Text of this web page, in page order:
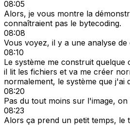
08:05
Alors, je vous montre la
connaîtraient pas le bytecoding.
08:08
Vous voyez, il y a une analyse de
08:10
Le système me construit quelque
il lit les fichiers et va me créer
normalement, le système que j'ai
08:20
Pas du tout moins sur l'image,
08:23
Alors ça prend un petit temps, le